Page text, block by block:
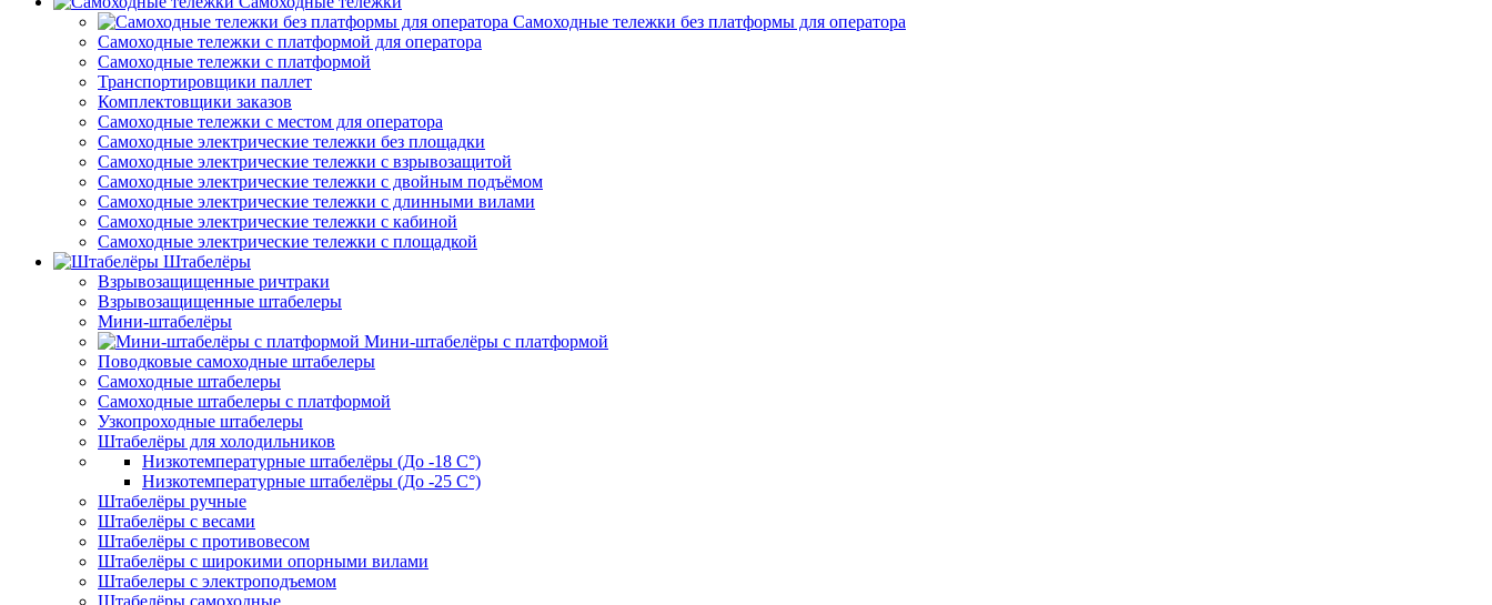
Самоходные тележки без платформы для оператора
Самоходные тележки с платформой для оператора
Самоходные тележки с платформой
Транспортировщики паллет
Комплектовщики заказов
Самоходные тележки с местом для оператора
Самоходные электрические тележки без площадки
Самоходные электрические тележки с взрывозащитой
Самоходные электрические тележки с двойным подъёмом
Самоходные электрические тележки с длинными вилами
Самоходные электрические тележки с кабиной
Самоходные электрические тележки с площадкой
Штабелёры
Взрывозащищенные ричтраки
Взрывозащищенные штабелеры
Мини-штабелёры
Мини-штабелёры с платформой
Поводковые самоходные штабелеры
Самоходные штабелеры
Самоходные штабелеры с платформой
Узкопроходные штабелеры
Штабелёры для холодильников
Низкотемпературные штабелёры (До -18 C°)
Низкотемпературные штабелёры (До -25 C°)
Штабелёры ручные
Штабелёры с весами
Штабелёры с противовесом
Штабелёры с широкими опорными вилами
Штабелеры с электроподъемом
Штабелёры самоходные